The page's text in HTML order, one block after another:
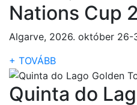
Nations Cup
Algarve, 2026. október 26-
+ TOVÁBB
Quinta do